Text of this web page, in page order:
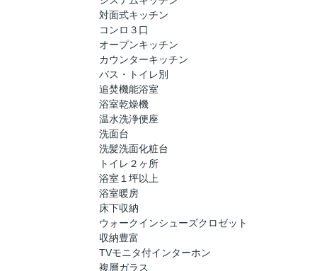
対面式キッチン
コンロ３口
オープンキッチン
カウンターキッチン
バス・トイレ別
追焚機能浴室
浴室乾燥機
温水洗浄便座
洗面台
洗髪洗面化粧台
トイレ２ヶ所
浴室１坪以上
浴室暖房
床下収納
ウォークインシューズクロゼット
収納豊富
TVモニタ付インターホン
複層ガラス